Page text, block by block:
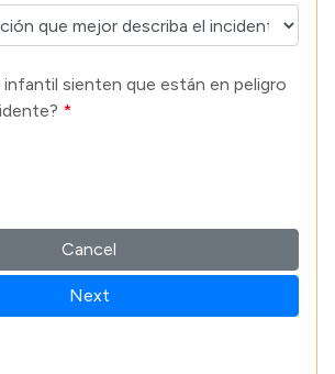
infantil sienten que están en peligro
Cancel
Next